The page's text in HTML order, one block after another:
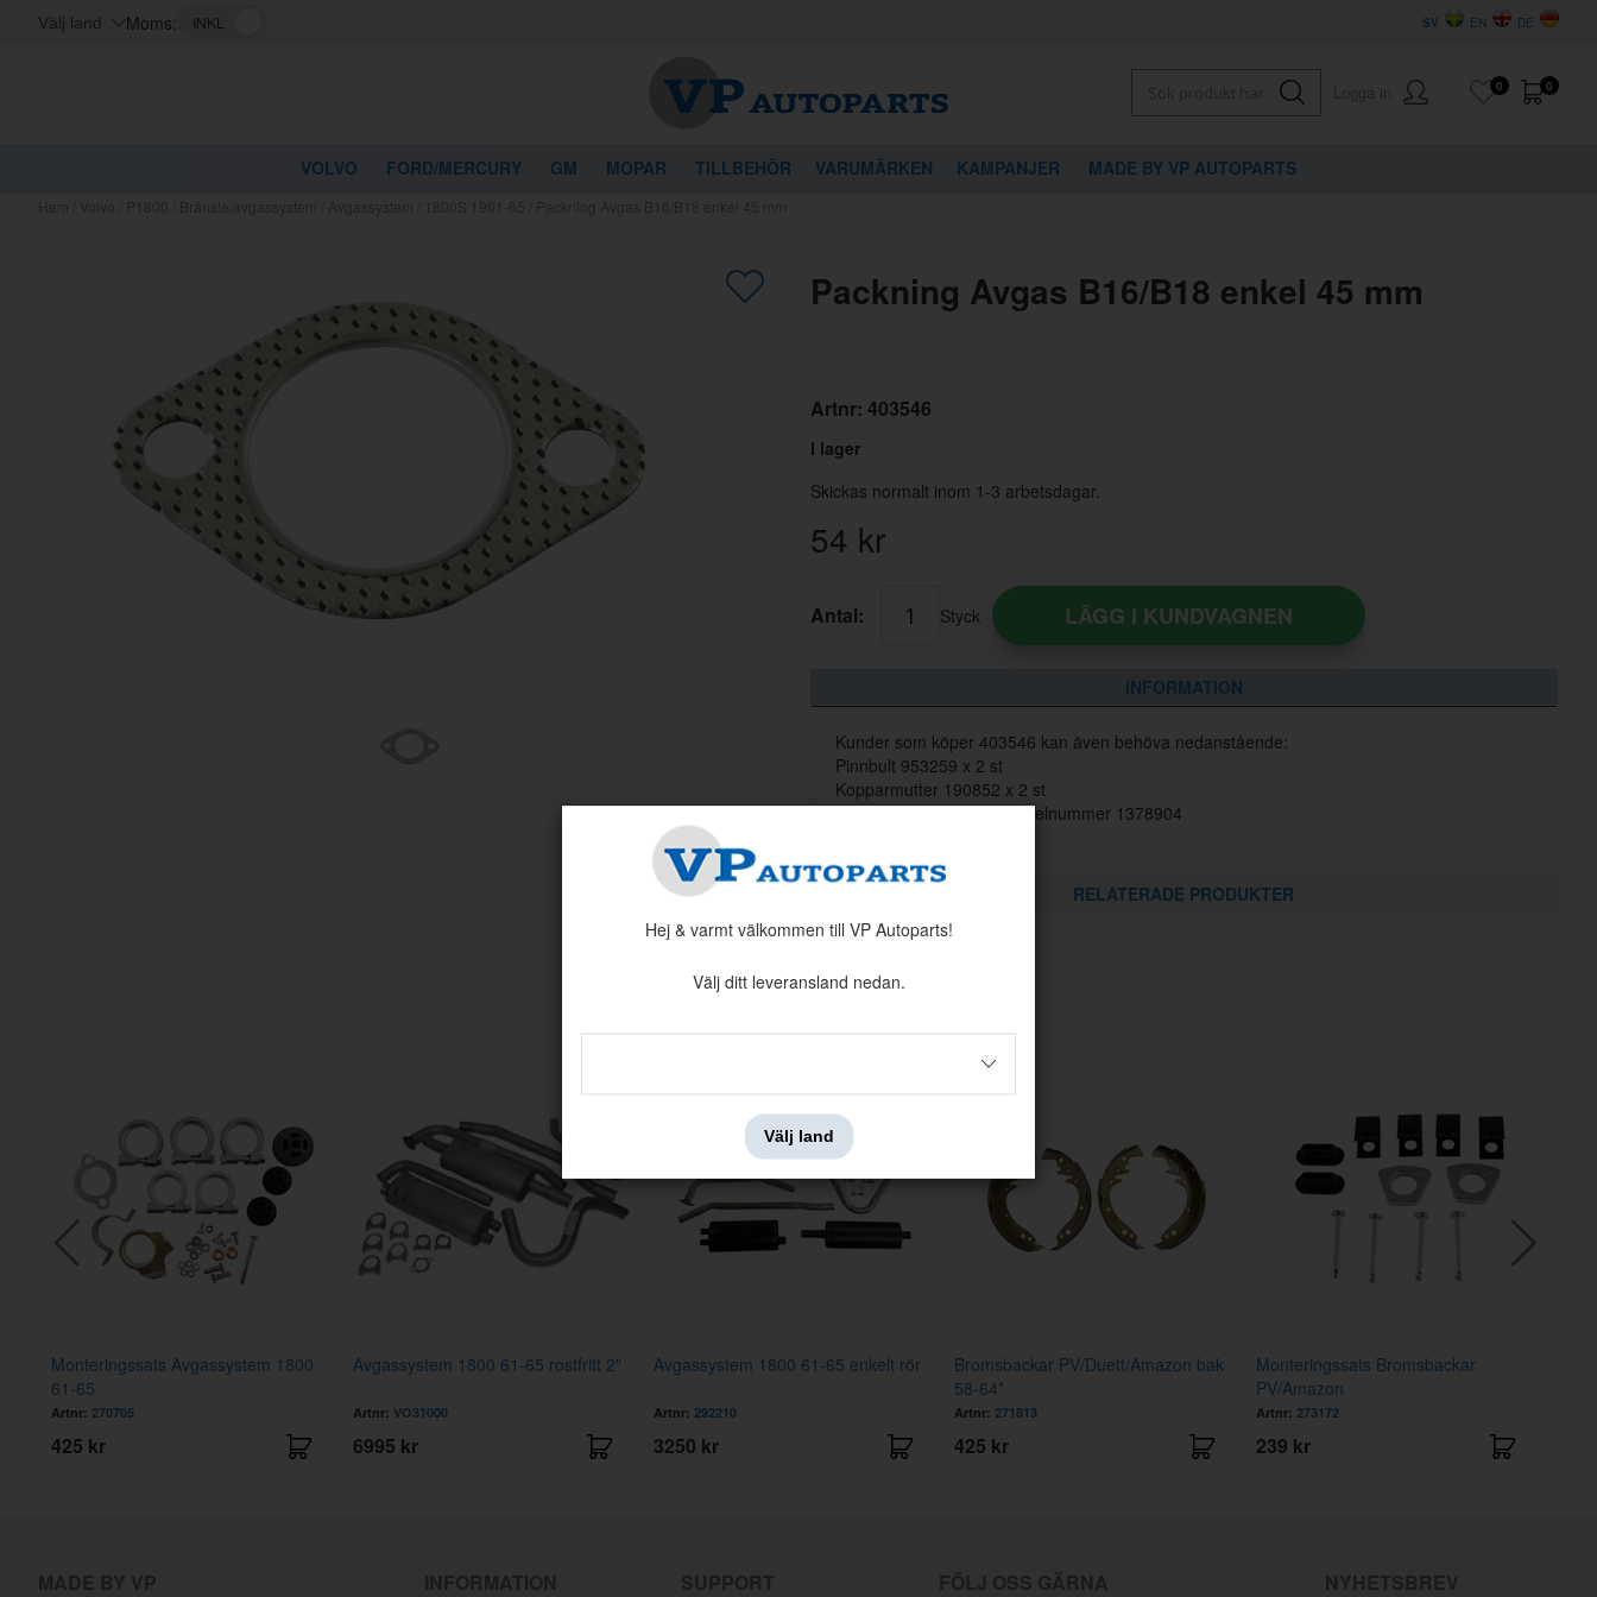
Välj land Moms: DE
EN
SV
0
0
VOLVO FORD/MERCURY GM MOPAR TILLBEHÖR VARUMÄRKEN KAMPANJER MADE BY VP AUTOPARTS
Kanske någon av dessa produkter kan intressera dig?Packning Avgas B16/B18 enkel 45 mm
Artnr: 403546
I lager
Skickas normalt inom 1-3 arbetsdagar.
54 kr
Antal: Styck LÄGG I KUNDVAGNEN
INFORMATION
Kunder som köper 403546 kan även behöva nedanstående:
Pinnbult 953259 x 2 st
Kopparmutter 190852 x 2 st
Denna artikel ersätter artikelnummer 1378904
RELATERADE PRODUKTER
Monteringssats Avgassystem 1800
61-65
Artnr: 270705
425 kr
Avgassystem 1800 61-65 rostfritt 2"
Artnr: VO31000
6995 kr
Avgassystem 1800 61-65 enkelt rör
Artnr: 292210
3250 kr
Bromsbackar PV/Duett/Amazon bak
58-64*
Artnr: 271813
425 kr
Monteringssats Bromsbackar
PV/Amazon
Artnr: 273172
239 kr
Hej & varmt välkommen till VP Autoparts!
Välj ditt leveransland nedan.
Välj land